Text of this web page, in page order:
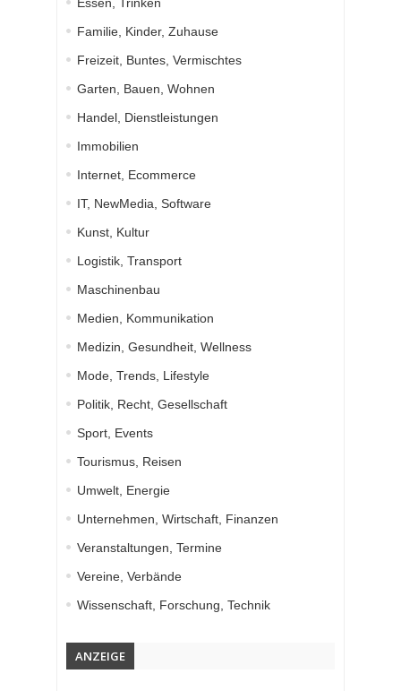
Essen, Trinken
Familie, Kinder, Zuhause
Freizeit, Buntes, Vermischtes
Garten, Bauen, Wohnen
Handel, Dienstleistungen
Immobilien
Internet, Ecommerce
IT, NewMedia, Software
Kunst, Kultur
Logistik, Transport
Maschinenbau
Medien, Kommunikation
Medizin, Gesundheit, Wellness
Mode, Trends, Lifestyle
Politik, Recht, Gesellschaft
Sport, Events
Tourismus, Reisen
Umwelt, Energie
Unternehmen, Wirtschaft, Finanzen
Veranstaltungen, Termine
Vereine, Verbände
Wissenschaft, Forschung, Technik
ANZEIGE